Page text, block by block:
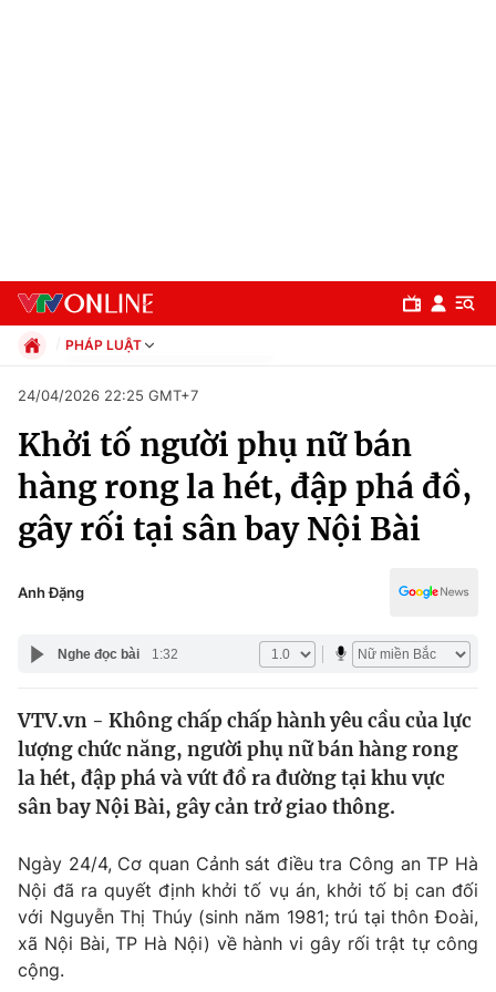
Chuyên mục
Chính trị
Thế giới
Tin tức
Câu chuyện quốc tế
Kinh tế
Tài chính
Thị trường
Góc doanh nghiệp
Dữ liệu và đời sống
Truyền hình
PHÁP LUẬT
Xã hội
Pháp luật
Thể thao
Truyền hình
Văn hóa - Giải trí
Đời sống
Giáo dục
24/04/2026 22:25 GMT+7
Khởi tố người phụ nữ bán
hàng rong la hét, đập phá đồ,
gây rối tại sân bay Nội Bài
Anh Đặng
Nghe đọc bài 1:32
VTV.vn - Không chấp chấp hành yêu cầu của lực
lượng chức năng, người phụ nữ bán hàng rong
la hét, đập phá và vứt đồ ra đường tại khu vực
sân bay Nội Bài, gây cản trở giao thông.
Ngày 24/4, Cơ quan Cảnh sát điều tra Công an TP Hà
Nội đã ra quyết định khởi tố vụ án, khởi tố bị can đối
với Nguyễn Thị Thúy (sinh năm 1981; trú tại thôn Đoài,
xã Nội Bài, TP Hà Nội) về hành vi gây rối trật tự công
cộng.